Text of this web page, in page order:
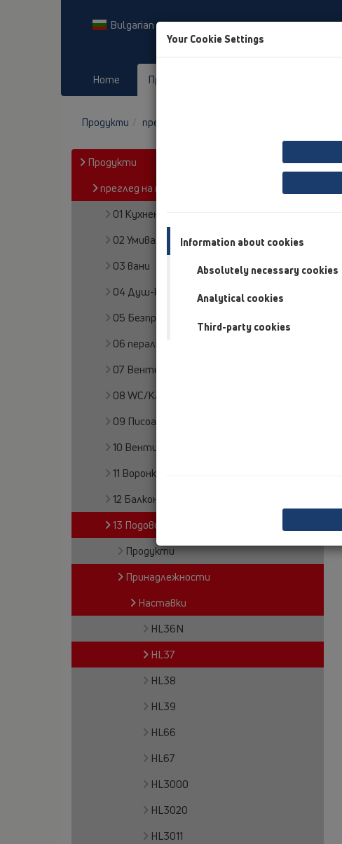
Bulgarian
Home Продукти
Продукти преглед на продукта
Продукти
преглед на продукта
01 Кухненски сифони
02 Умивалници в баня
03 вани
04 Душ-кабини
05 Безпрагови душ кабини
06 перални или съдомиячни машини
07 Вентилация и климатизация
08 WC/Клозети
09 Писоари
10 Вентилационни клапи
11 Воронки
12 Балкони и тераси
13 Подови сифони
Продукти
Принадлежности
Наставки
HL36N
HL37
HL38
HL39
HL66
HL67
HL3000
HL3020
HL3011
Your Cookie Settings
Information about cookies
Absolutely necessary cookies
Analytical cookies
Third-party cookies